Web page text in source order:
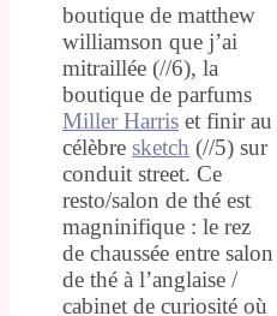
boutique de matthew
williamson que j’ai
mitraillée (//6), la
boutique de parfums
Miller Harris et finir au
célèbre sketch (//5) sur
conduit street. Ce
resto/salon de thé est
magninifique : le rez
de chaussée entre salon
de thé à l’anglaise /
cabinet de curiosité où